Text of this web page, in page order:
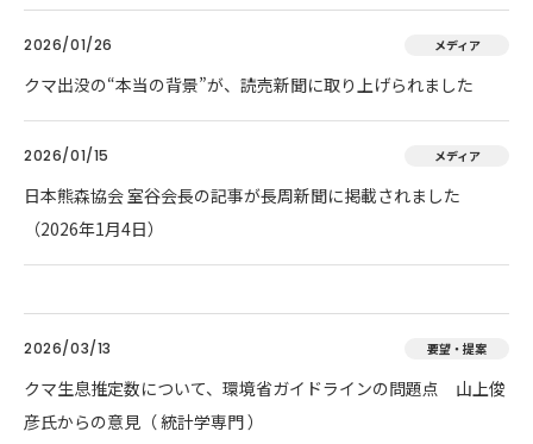
2026/01/26 メディア
クマ出没の“本当の背景”が、読売新聞に取り上げられました
2026/01/15 メディア
日本熊森協会 室谷会長の記事が長周新聞に掲載されました
（2026年1月4日）
2026/03/13 要望・提案
クマ生息推定数について、環境省ガイドラインの問題点 山上俊
彦氏からの意見（ 統計学専門 ）